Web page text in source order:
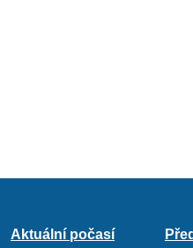
Aktuální počasí